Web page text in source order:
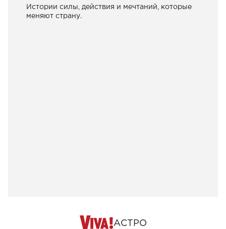
Истории силы, действия и мечтаний, которые
меняют страну.
АСТРО